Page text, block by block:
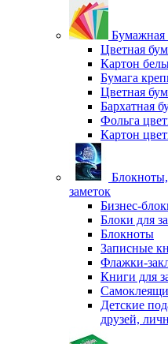
Бумажная
Цветная
Картон
Бумага
Цветная
Бархатная
Фольга
Картон
заметок
Бизнес-
Блоки для
Блокноты
Записные
Флажки-
Книги для
Детские
друзей,